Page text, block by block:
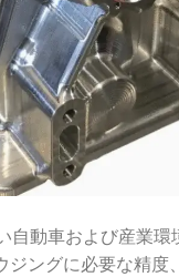
自動車および産業環
ジングに必要な精度